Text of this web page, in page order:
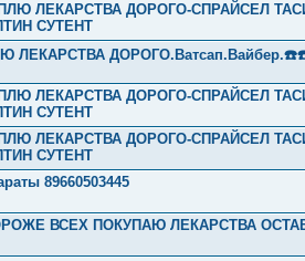
ЛЕКАРСТВА ДОРОГО-СПРАЙСЕЛ
СУТЕНТ
ЛЕКАРСТВА
ЛЕКАРСТВА ДОРОГО-СПРАЙСЕЛ
СУТЕНТ
ЛЕКАРСТВА ДОРОГО-СПРАЙСЕЛ
СУТЕНТ
89660503445
ВСЕХ ПОКУПАЮ ЛЕКАРСТВА